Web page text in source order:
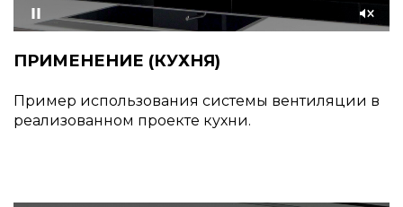
Приостановить Со
звуком
ПРИМЕНЕНИЕ (КУХНЯ)
Пример использования системы вентиляции в
реализованном проекте кухни.